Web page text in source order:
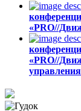
«PRO//
«PRO//